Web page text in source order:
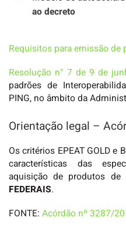
ao decreto
Requisitos para emissão de
Resolução n° 7 de 9 de
padrões de
PING, no âmbito da
Orientação legal –
Os critérios EPEAT GOLD e
características das
aquisição de produtos de
FEDERAIS.
FONTE: Acórdão nº 3287/